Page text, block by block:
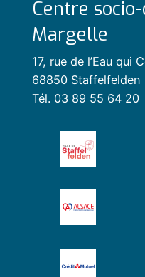
Centre
Margelle
17, rue de l’Eau qui
68850 Staffelfelden
Tél. 03 89 55 64 20